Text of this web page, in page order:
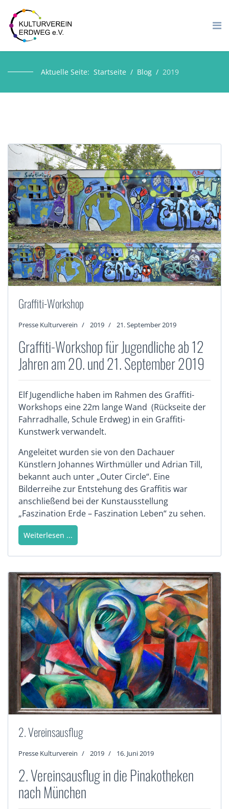
Aktuelle Seite: Startseite Blog 2019
Graffiti-Workshop
Presse Kulturverein 2019 21. September 2019
Graffiti-Workshop für Jugendliche ab 12
Jahren am 20. und 21. September 2019
Elf Jugendliche haben im Rahmen des Graffiti-
Workshops eine 22m lange Wand (Rückseite der
Fahrradhalle, Schule Erdweg) in ein Graffiti-
Kunstwerk verwandelt.
Angeleitet wurden sie von den Dachauer
Künstlern Johannes Wirthmüller und Adrian Till,
bekannt auch unter „Outer Circle“. Eine
Bilderreihe zur Entstehung des Graffitis war
anschließend bei der Kunstausstellung
„Faszination Erde – Faszination Leben“ zu sehen.
Weiterlesen ...
2. Vereinsausflug
Presse Kulturverein 2019 16. Juni 2019
2. Vereinsausflug in die Pinakotheken
nach München